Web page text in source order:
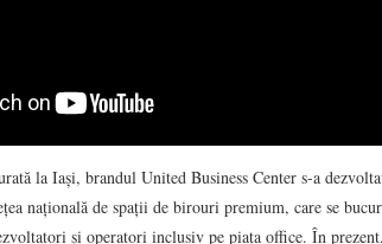
la Iași, brandul United Business Center s-a
națională de spații de birouri premium, care se
și operatori inclusiv pe piața office. În